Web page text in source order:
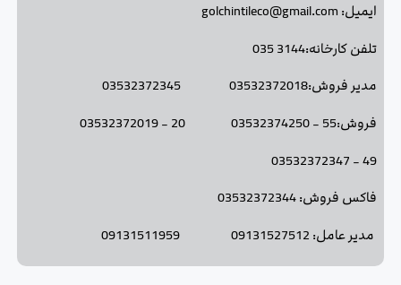
ایمیل: golchintileco@gmail.com
تلفن کارخانه:3144 035
مدیر فروش:03532372018 03532372345
فروش:55 - 03532374250 20 - 03532372019
49 - 03532372347
فاکس فروش: 03532372344
مدیر عامل: 09131527512 09131511959